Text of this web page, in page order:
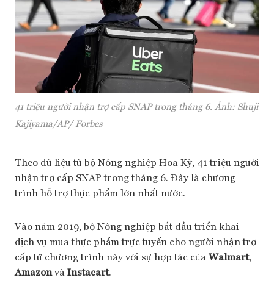
41 triệu người nhận trợ cấp SNAP trong tháng 6. Ảnh: Shuji
Kajiyama/AP/ Forbes
Theo dữ liệu từ bộ Nông nghiệp Hoa Kỳ, 41 triệu người
nhận trợ cấp SNAP trong tháng 6. Đây là chương
trình hỗ trợ thực phẩm lớn nhất nước.
Vào năm 2019, bộ Nông nghiệp bắt đầu triển khai
dịch vụ mua thực phẩm trực tuyến cho người nhận trợ
cấp từ chương trình này với sự hợp tác của Walmart,
Amazonvà Instacart.